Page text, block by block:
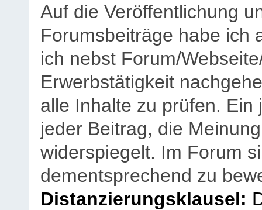
Auf die Veröffentlichung
Forumsbeiträge habe ich
ich nebst Forum/
Erwerbstätigkeit
alle Inhalte zu prüfen.
jeder Beitrag, die
widerspiegelt. Im Forum
dementsprechend zu
Distanzierungsklausel: